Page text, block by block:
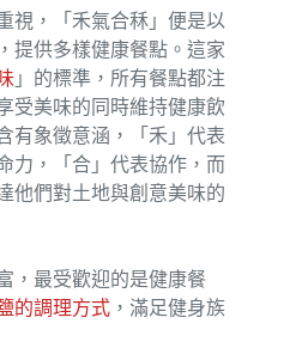
視，「禾氣合秝」便是以
提供多樣健康餐點。這家
」的標準，所有餐點都注
受美味的同時維持健康飲
有象徵意涵，「禾」代表
力，「合」代表協作，而
他們對土地與創意美味的
，最受歡迎的是健康餐
的調理方式 ，滿足健身族